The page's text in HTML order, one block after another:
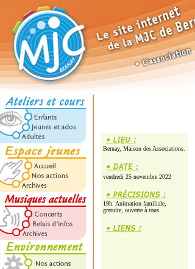
Bernay, Maison des Associations.
vendredi 25 novembre 2022
19h. Animation familiale,
gratuite, ouverte à tous.